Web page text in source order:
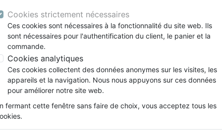
Nouveautés
Testaments
Etude biblique
Segond
Darby
Bandes dessinées
Souffrance, Relation d'aide
Ethique, société, politique
ans
Adolescents, jeunes
Latino, Folk
Soul
Rap, Hip-hop
Louange, Adoration
Pop, Rock
animés
conférences
Films, fiction
Jeux
Papeterie
depuis votre pays (United States).
Cookies strictement nécessaires
Ces cookies sont nécessaires à la fonctionnalité du site web. Ils
sont nécessaires pour l'authentification du client, le panier et la
commande.
Cookies analytiques
Ces cookies collectent des données anonymes sur les visites, les
appareils et la navigation. Nous nous appuyons sur ces données
pour améliorer notre site web.
fermant cette fenêtre sans faire de choix, vous acceptez tous les